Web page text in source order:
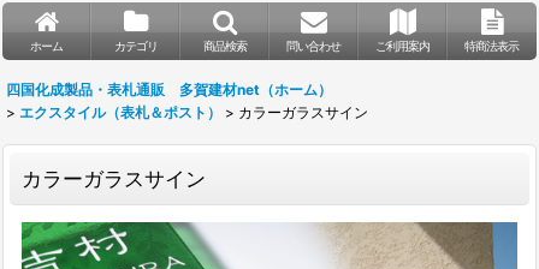
ホーム カテゴリ 商品検索 問い合わせ ご利用案内 特商法表示
四国化成製品・表札通販 多賀建材net（ホーム）
> エクスタイル（表札＆ポスト） > カラーガラスサイン
カラーガラスサイン